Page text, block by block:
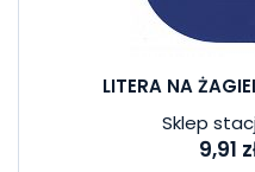
LITERA NA
Sklep
9,91